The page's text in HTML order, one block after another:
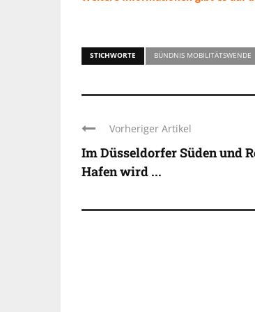
STICHWORTE BÜNDNIS MOBILITÄTSWENDE
Vorheriger Artikel
Im Düsseldorfer Süden und
Hafen wird ...